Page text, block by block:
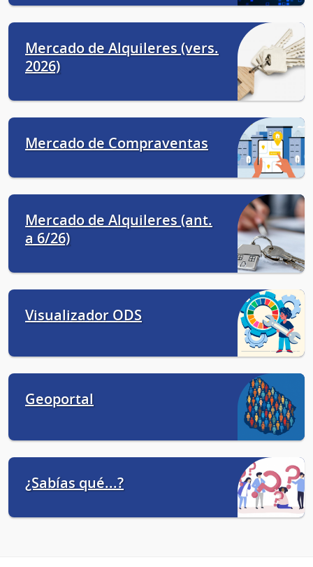
Mercado de Alquileres (vers.
2026)
Mercado de Compraventas
Mercado de Alquileres (ant.
a 6/26)
Visualizador ODS
Geoportal
¿Sabías qué...?